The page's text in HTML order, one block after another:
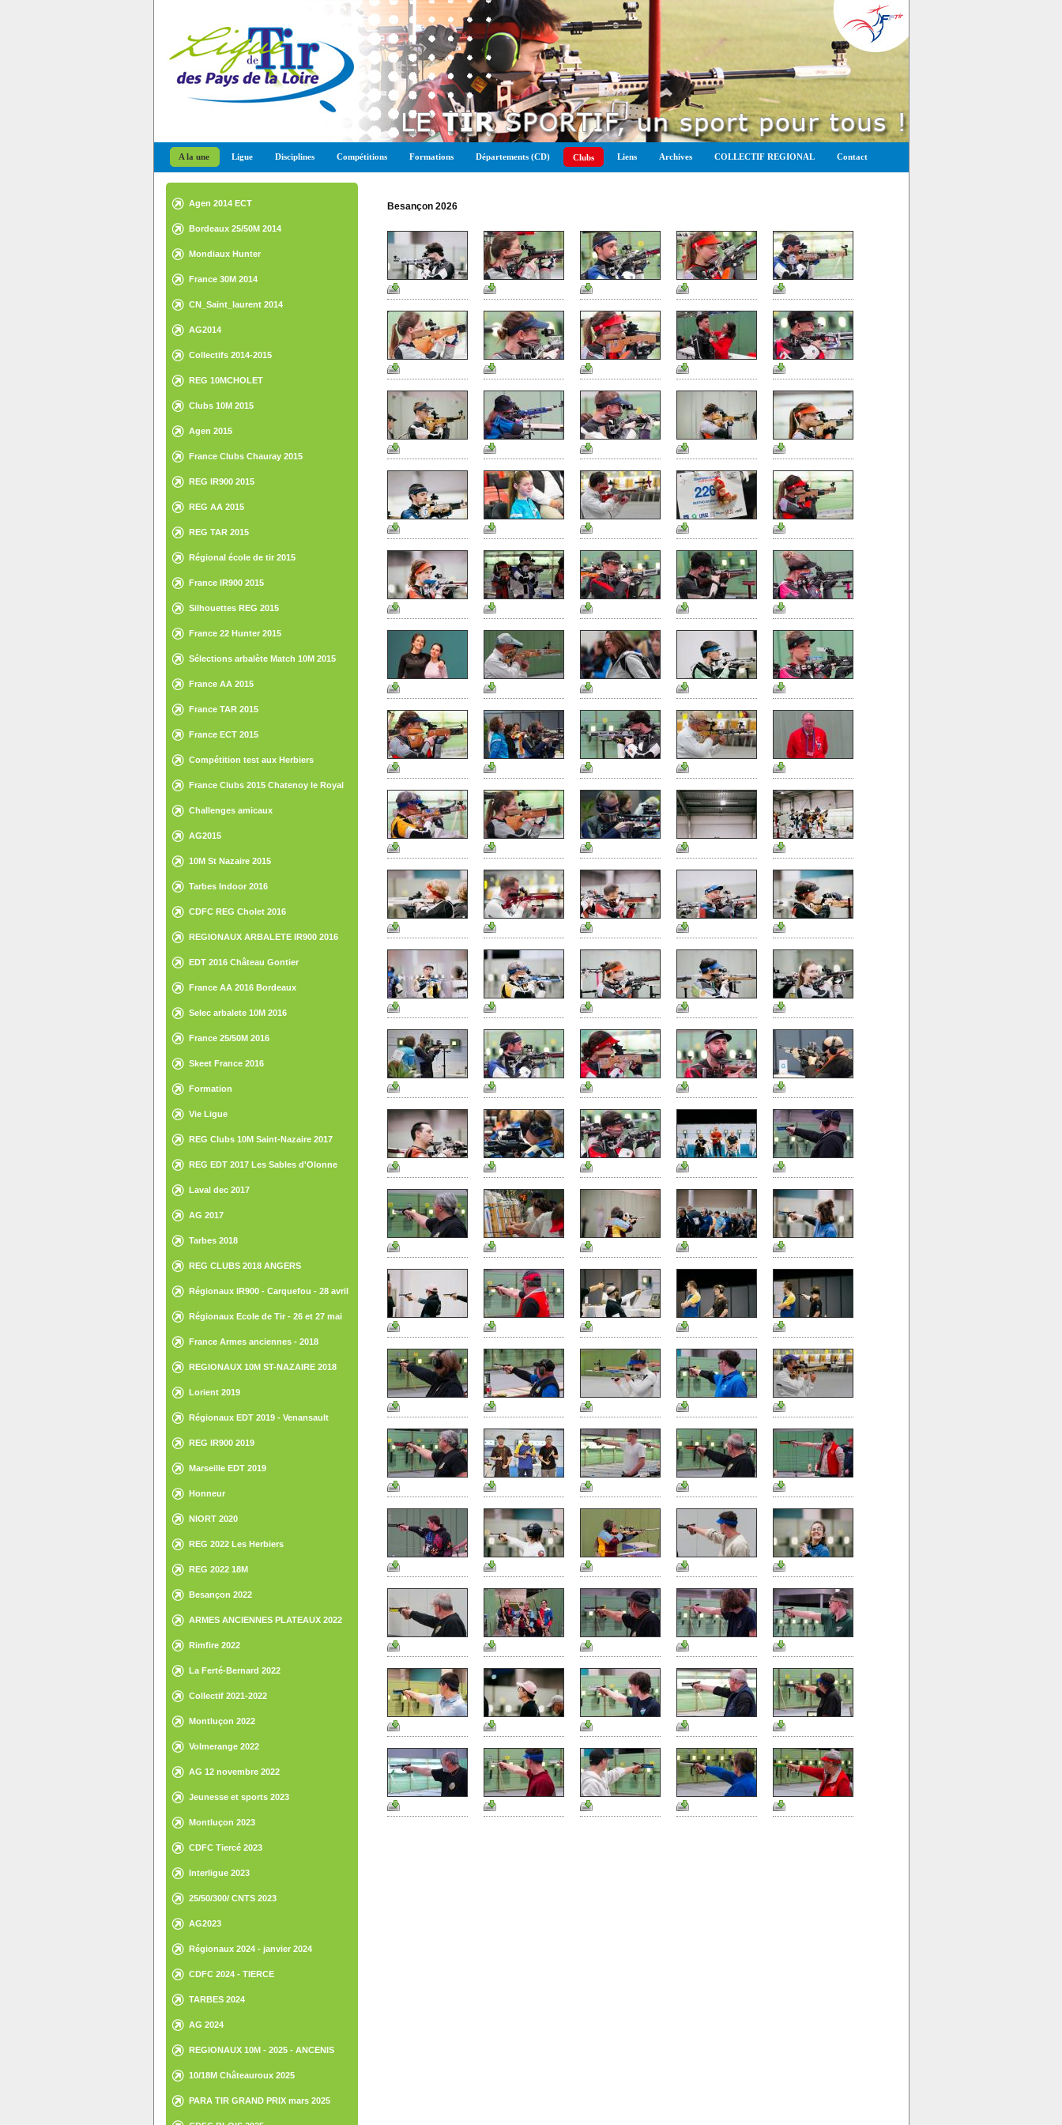
A la une Ligue Disciplines Compétitions Formations Départements (CD) Clubs Liens Archives COLLECTIF REGIONAL Contact
Agen 2014 ECT
Bordeaux 25/50M 2014
Mondiaux Hunter
France 30M 2014
CN_Saint_laurent 2014
AG2014
Collectifs 2014-2015
REG 10MCHOLET
Clubs 10M 2015
Agen 2015
France Clubs Chauray 2015
REG IR900 2015
REG AA 2015
REG TAR 2015
Régional école de tir 2015
France IR900 2015
Silhouettes REG 2015
France 22 Hunter 2015
Sélections arbalète Match 10M 2015
France AA 2015
France TAR 2015
France ECT 2015
Compétition test aux Herbiers
France Clubs 2015 Chatenoy le Royal
Challenges amicaux
AG2015
10M St Nazaire 2015
Tarbes Indoor 2016
CDFC REG Cholet 2016
REGIONAUX ARBALETE IR900 2016
EDT 2016 Château Gontier
France AA 2016 Bordeaux
Selec arbalete 10M 2016
France 25/50M 2016
Skeet France 2016
Formation
Vie Ligue
REG Clubs 10M Saint-Nazaire 2017
REG EDT 2017 Les Sables d'Olonne
Laval dec 2017
AG 2017
Tarbes 2018
REG CLUBS 2018 ANGERS
Régionaux IR900 - Carquefou - 28 avril
Régionaux Ecole de Tir - 26 et 27 mai
France Armes anciennes - 2018
REGIONAUX 10M ST-NAZAIRE 2018
Lorient 2019
Régionaux EDT 2019 - Venansault
REG IR900 2019
Marseille EDT 2019
Honneur
NIORT 2020
REG 2022 Les Herbiers
REG 2022 18M
Besançon 2022
ARMES ANCIENNES PLATEAUX 2022
Rimfire 2022
La Ferté-Bernard 2022
Collectif 2021-2022
Montluçon 2022
Volmerange 2022
AG 12 novembre 2022
Jeunesse et sports 2023
Montluçon 2023
CDFC Tiercé 2023
Interligue 2023
25/50/300/ CNTS 2023
AG2023
Régionaux 2024 - janvier 2024
CDFC 2024 - TIERCE
TARBES 2024
AG 2024
REGIONAUX 10M - 2025 - ANCENIS
10/18M Châteauroux 2025
PARA TIR GRAND PRIX mars 2025
Besançon 2026